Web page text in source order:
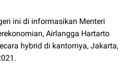
ini di informasikan Menteri
Airlangga Hartarto
hybrid di kantornya, Jakarta,